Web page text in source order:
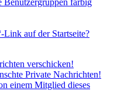
Benutzergruppen farbig
Link auf der Startseite?
verschicken!
Private Nachrichten!
einem Mitglied dieses